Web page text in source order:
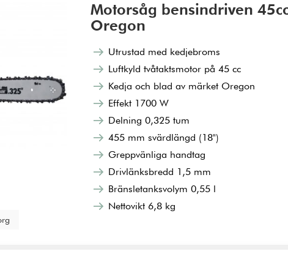
Motorsåg bensindriven
Oregon
Utrustad med kedjebroms
Luftkyld tvåtaktsmotor på 45 cc
Kedja och blad av märket Oregon
Effekt 1700 W
Delning 0,325 tum
455 mm svärdlängd (18")
Greppvänliga handtag
Drivlänksbredd 1,5 mm
Bränsletanksvolym 0,55 l
Nettovikt 6,8 kg